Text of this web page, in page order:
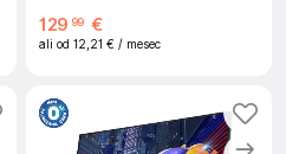
129 99 €
ali od 12,21 € / mesec